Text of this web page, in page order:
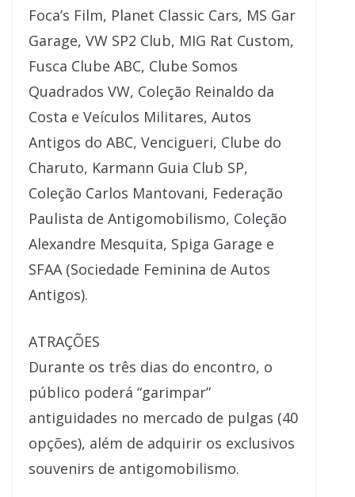
Foca’s Film, Planet Classic Cars, MS Gar
Garage, VW SP2 Club, MIG Rat Custom,
Fusca Clube ABC, Clube Somos
Quadrados VW, Coleção Reinaldo da
Costa e Veículos Militares, Autos
Antigos do ABC, Vencigueri, Clube do
Charuto, Karmann Guia Club SP,
Coleção Carlos Mantovani, Federação
Paulista de Antigomobilismo, Coleção
Alexandre Mesquita, Spiga Garage e
SFAA (Sociedade Feminina de Autos
Antigos).
ATRAÇÕES
Durante os três dias do encontro, o
público poderá “garimpar”
antiguidades no mercado de pulgas (40
opções), além de adquirir os exclusivos
souvenirs de antigomobilismo.